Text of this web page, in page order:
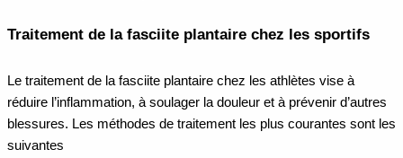
Traitement de la fasciite plantaire chez les sportifs
Le traitement de la fasciite plantaire chez les athlètes vise à
réduire l’inflammation, à soulager la douleur et à prévenir d’autres
blessures. Les méthodes de traitement les plus courantes sont les
suivantes